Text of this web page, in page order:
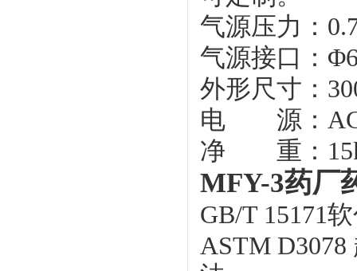
气源压力：
气源接口：
外形尺寸：
电 源：
净 重：
MFY-3药厂
GB/T
ASTM